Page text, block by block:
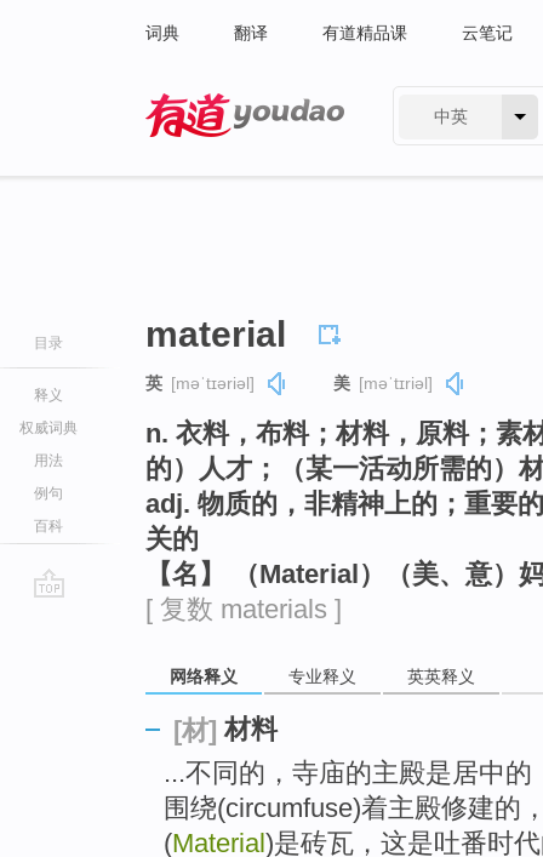
词典 翻译 有道精品课 云笔记
中英
目录
释义
权威词典
用法
例句
百科
material
英 [məˈtɪəriəl] 美 [məˈtɪriəl]
n. 衣料，布料；材料，原料；素
的）人才；（某一活动所需的）
adj. 物质的，非精神上的；重要
关的
【名】 （Material）（美、意）
[ 复数 materials ]
网络释义 专业释义 英英释义
[材] 材料
...不同的，寺庙的主殿是居中
围绕(circumfuse)着主殿修建的
(Material)是砖瓦，这是吐番时